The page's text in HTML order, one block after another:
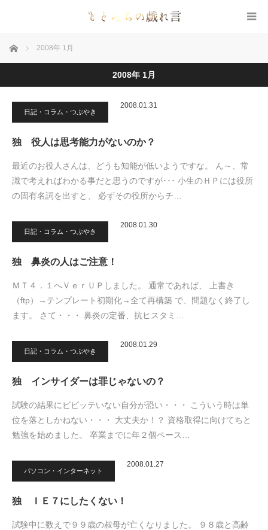
ホーム 2008年 1月
2008年 1月
日記・コラム・つぶやき
2008.01.31
独 役人は思考能力がないのか？
最近のお役人さんは、どうも知能が低いようですな。 ん～、常
識で考えればわかる事だと思うのですが･･･ 小生のＨＰには役所
の固有名詞を出すと、 必ずその役所からチ…
日記・コラム・つぶやき
2008.01.30
独 鼻炎の人はご注意！
ＭＴ４．１へＶｅｒＵＰしました。 通常であれば、 上書き
（ftp）→テンプレート初期化→全て再構築 で、問題なく終了し
ます。 さて・・・ 鼻炎の定番、抗ヒスタミ…
日記・コラム・つぶやき
2008.01.29
独 インサイダーは罪じゃないの？
試験の結果にビビッテいない自分が恐い・・・ こういう時は単
位を落としかねない・・・ 大丈夫か！？ 資格取得に向けてちと
勉強を始めました。 卒業までに年２個ペース…
パソコン・インターネット
2008.01.27
独 ＩＥ７にしたくない！
試験中に数えで９９歳の叔母が亡くなりました。 ９８歳と高齢